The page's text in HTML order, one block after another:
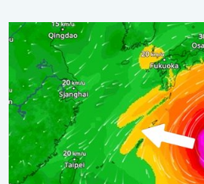
Tyfoon Dolphin op weg naar